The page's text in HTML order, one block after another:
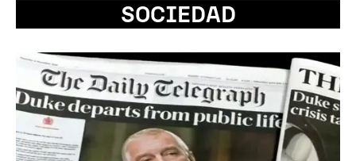
SOCIEDAD